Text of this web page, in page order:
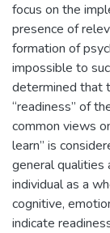
focus on the
presence of
formation of
impossible to
determined that
“readiness” of
common views
learn” is
general
individual as a
cognitive,
indicate